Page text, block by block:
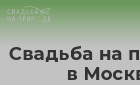
Банкет
Свадьба на
в